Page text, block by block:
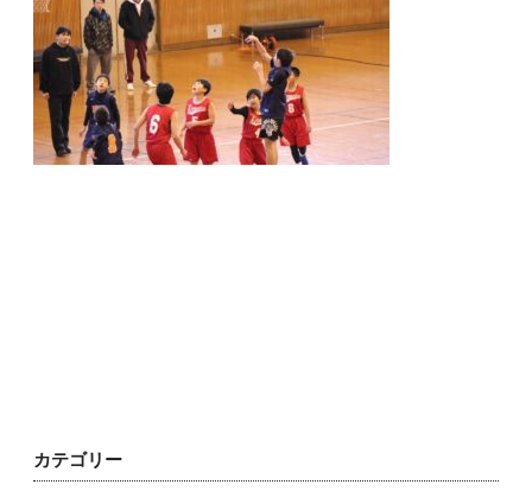
カテゴリー